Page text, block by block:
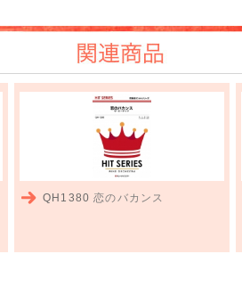
関連商品
QH1380恋のバカンス